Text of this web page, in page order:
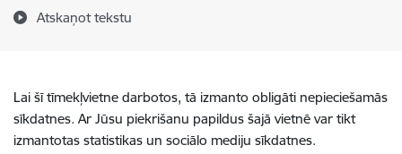
Atskaņot tekstu
Lai šī tīmekļvietne darbotos, tā izmanto obligāti nepieciešamās
sīkdatnes. Ar Jūsu piekrišanu papildus šajā vietnē var tikt
izmantotas statistikas un sociālo mediju sīkdatnes.